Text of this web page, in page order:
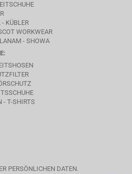
- KÜBLER
WORKWEAR
- SHOWA
- T-SHIRTS
PERSÖNLICHEN DATEN.